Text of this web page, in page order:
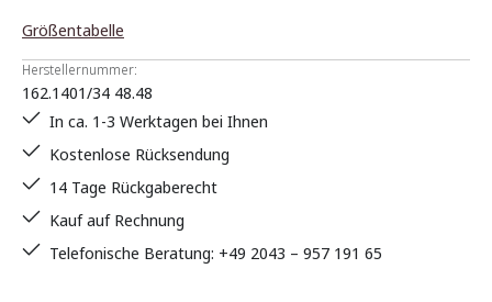
Größentabelle
Herstellernummer:
162.1401/34 48.48
In ca. 1-3 Werktagen bei Ihnen
Kostenlose Rücksendung
14 Tage Rückgaberecht
Kauf auf Rechnung
Telefonische Beratung: +49 2043 – 957 191 65